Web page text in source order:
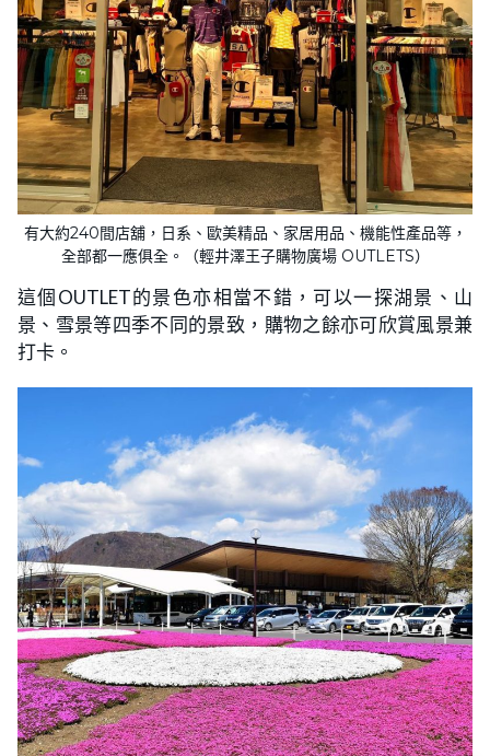
有大約240間店舖，日系、歐美精品、家居用品、機能性產品等，
全部都一應俱全。（輕井澤王子購物廣場 OUTLETS）
這個OUTLET的景色亦相當不錯，可以一探湖景、山
景、雪景等四季不同的景致，購物之餘亦可欣賞風景兼
打卡。